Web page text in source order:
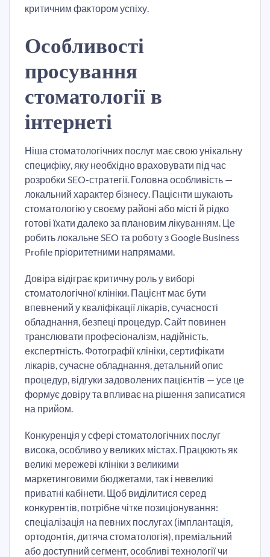
критичним фактором успіху.
Особливості
просування
стоматології в
інтернеті
Ніша стоматологічних послуг має свою унікальну
специфіку, яку необхідно враховувати під час
розробки SEO-стратегії. Головна особливість —
локальний характер бізнесу. Пацієнти шукають
стоматологію у своєму районі або місті й рідко
готові їхати далеко за плановим лікуванням. Це
робить локальне SEO та роботу з Google Business
Profile пріоритетними напрямами.
Довіра відіграє критичну роль у виборі
стоматологічної клініки. Пацієнт має бути
впевнений у кваліфікації лікарів, сучасності
обладнання, безпеці процедур. Сайт повинен
транслювати професіоналізм, надійність,
експертність. Фотографії клініки, сертифікати
лікарів, сучасне обладнання, детальний опис
процедур, відгуки задоволених пацієнтів — усе це
формує довіру та впливає на рішення записатися
на прийом.
Конкуренція у сфері стоматологічних послуг
висока, особливо у великих містах. Працюють як
великі мережеві клініки з великими
маркетинговими бюджетами, так і невеликі
приватні кабінети. Щоб виділитися серед
конкурентів, потрібне чітке позиціонування:
спеціалізація на певних послугах (імплантація,
ортодонтія, дитяча стоматологія), преміальний
або доступний сегмент, особливі технології чи